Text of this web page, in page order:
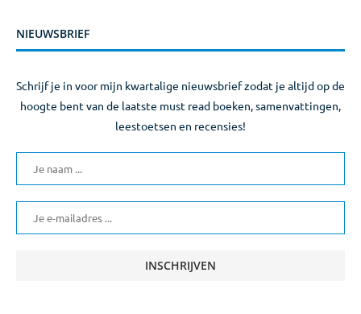
NIEUWSBRIEF
Schrijf je in voor mijn kwartalige nieuwsbrief zodat je altijd op de
hoogte bent van de laatste must read boeken, samenvattingen,
leestoetsen en recensies!